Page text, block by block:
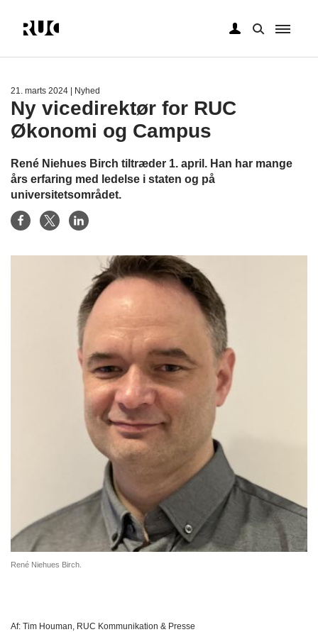
21. marts 2024 | Nyhed
Ny vicedirektør for RUC
Økonomi og Campus
René Niehues Birch tiltræder 1. april. Han har mange
års erfaring med ledelse i staten og på
universitetsområdet.
René Niehues Birch.
Af: Tim Houman, RUC Kommunikation & Presse